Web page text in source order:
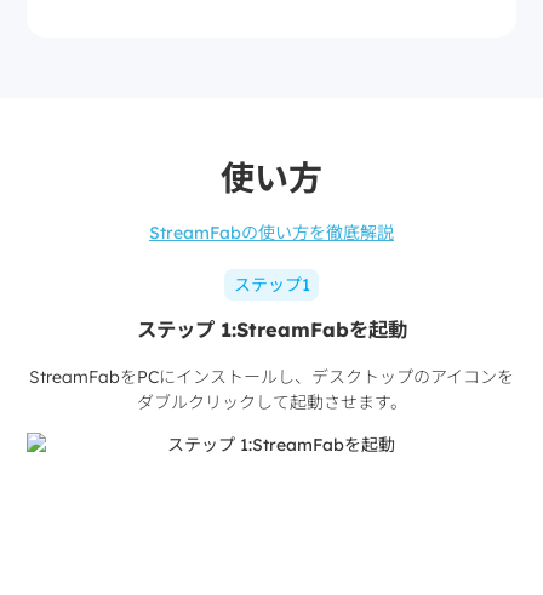
使い方
StreamFabの使い方を徹底解説
ステップ1
ステップ 1:StreamFabを起動
StreamFabをPCにインストールし、デスクトップのアイコンを
ダブルクリックして起動させます。